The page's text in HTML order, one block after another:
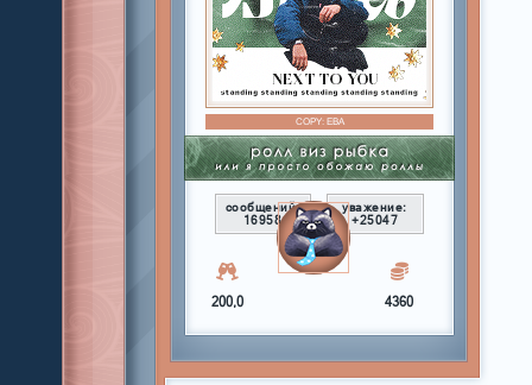
COPY:ЕВА
сообщений:
16958
уважение:
+25047
200,0 4360